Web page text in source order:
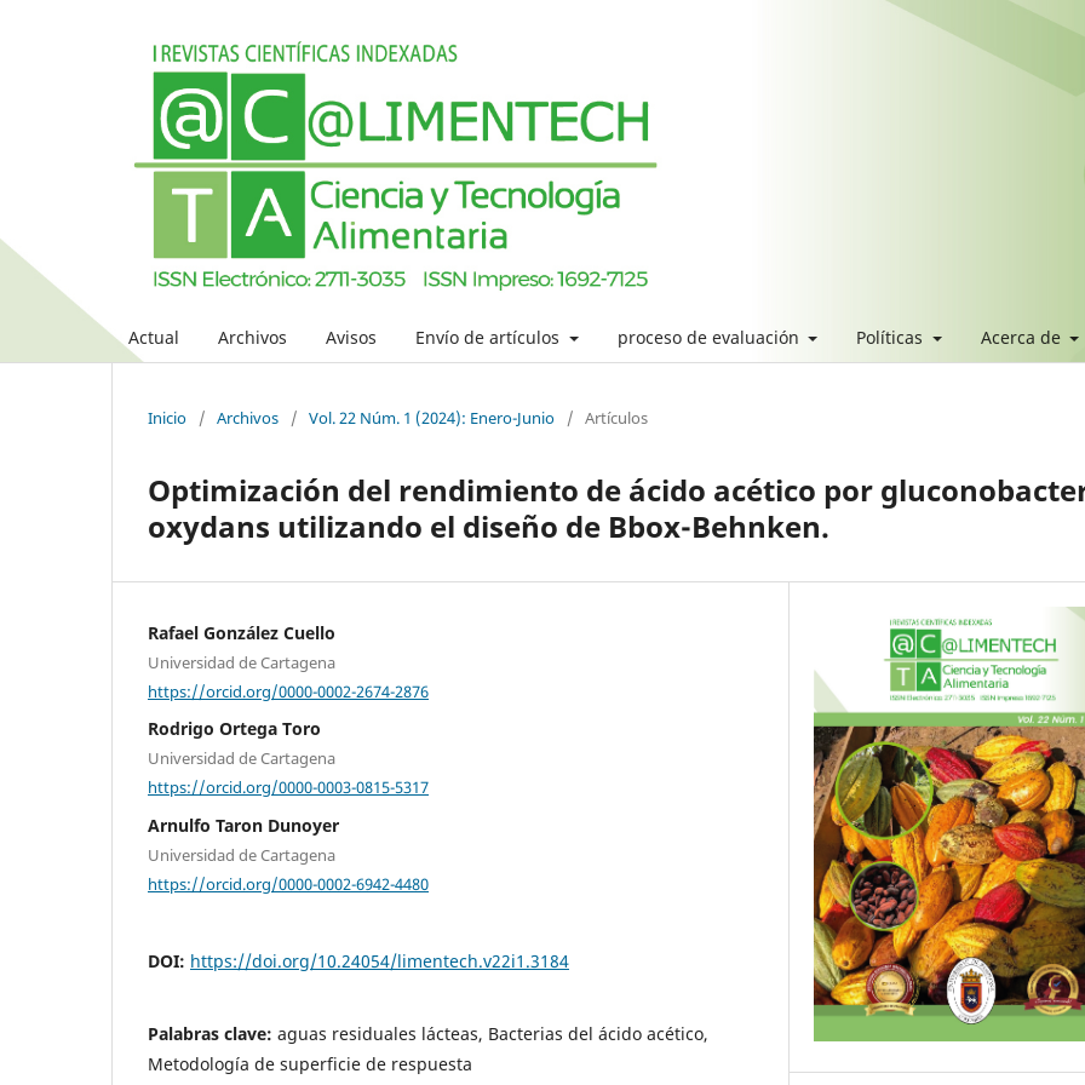
Actual Archivos Avisos Envío de artículos proceso de evaluación Políticas Acerca de
Inicio / Archivos / Vol. 22 Núm. 1 (2024): Enero-Junio / Artículos
Optimización del rendimiento de ácido acético por
oxydans utilizando el diseño de Bbox-Behnken.
Rafael González Cuello
Universidad de Cartagena
https://orcid.org/0000-0002-2674-2876
Rodrigo Ortega Toro
Universidad de Cartagena
https://orcid.org/0000-0003-0815-5317
Arnulfo Taron Dunoyer
Universidad de Cartagena
https://orcid.org/0000-0002-6942-4480
DOI: https://doi.org/10.24054/limentech.v22i1.3184
Palabras clave: aguas residuales lácteas, Bacterias del ácido acético,
Metodología de superficie de respuesta